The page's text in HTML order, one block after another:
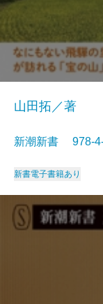
山田拓／著
新潮新書 978-
新書電子書籍あり